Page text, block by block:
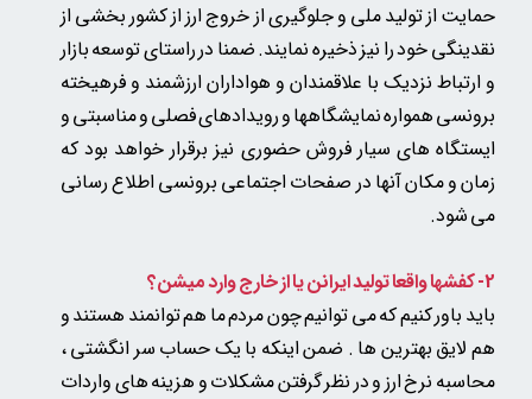
★★
حمایت از تولید ملی و جلوگیری از خروج ارز از کشور بخشی از
نقدینگی خود را نیز ذخیره نمایند. ضمنا در راستای توسعه بازار
و ارتباط نزدیک با علاقمندان و هواداران ارزشمند و فرهیخته
برونسی همواره نمایشگاهها و رویدادهای فصلی و مناسبتی و
ایستگاه های سیار فروش حضوری نیز برقرار خواهد بود که
زمان و مکان آنها در صفحات اجتماعی برونسی اطلاع رسانی
می شود.
2- کفشها واقعا تولید ایرانن یا از خارج وارد میشن؟
باید باور کنیم که می توانیم چون مردم ما هم توانمند هستند و
هم لایق بهترین ها . ضمن اینکه با یک حساب سر انگشتی ،
محاسبه نرخ ارز و در نظر گرفتن مشکلات و هزینه های واردات